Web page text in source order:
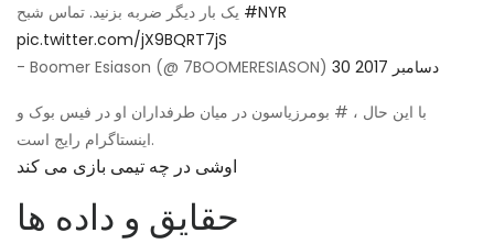
#NYR
pic.twitter.com/jX9BQRT7jS
- Boomer Esiason (@ 7BOOMERESIASON)
30 دسامبر 2017
با این حال ، # بومرزیاسون در میان طرفداران او در فیس بوک و
اینستاگرام رایج است.
اوشی در چه تیمی بازی می کند
حقایق و داده ها